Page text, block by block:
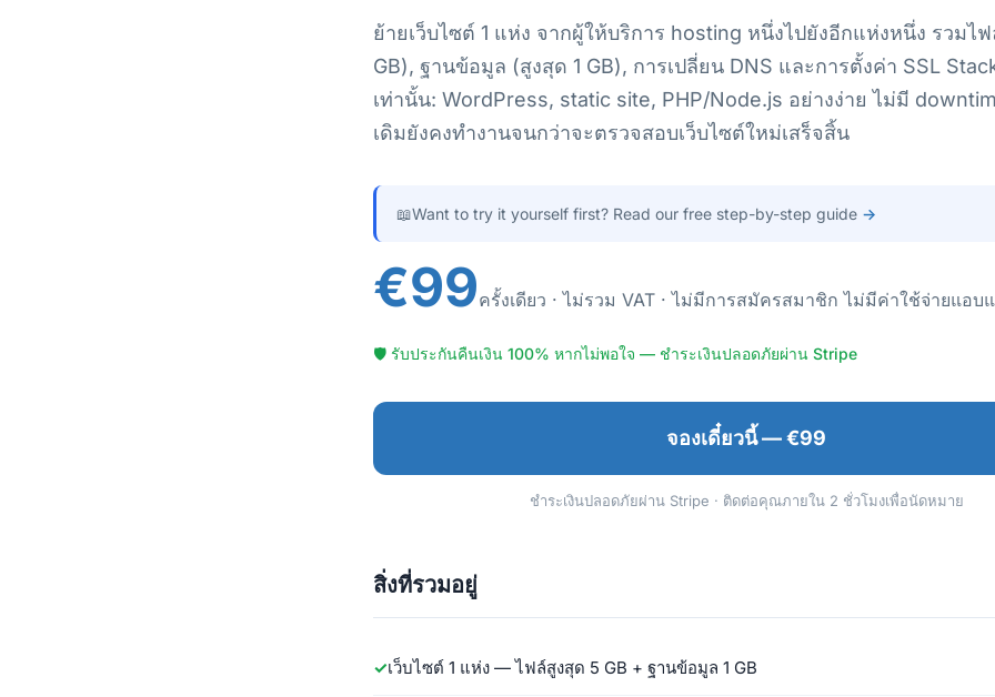
ย้ายเว็บไซต์ 1 แห่ง จากผู้ให้บริการ hosting หนึ่งไปยังอีกแห่งหนึ่ง รวมไ
GB), ฐานข้อมูล (สูงสุด 1 GB), การเปลี่ยน DNS และการตั้งค่า SSL
เท่านั้น: WordPress, static site, PHP/Node.js อย่างง่าย ไม่มี
เดิมยังคงทำงานจนกว่าจะตรวจสอบเว็บไซต์ใหม่เสร็จสิ้น
📖Want to try it yourself first? Read our free step-by-step guide →
€99ครั้งเดียว · ไม่รวม VAT · ไม่มีการสมัครสมาชิก ไม่มีค่าใช้จ่ายแอบ
🛡 รับประกันคืนเงิน 100% หากไม่พอใจ — ชำระเงินปลอดภัยผ่าน Stripe
จองเดี๋ยวนี้ — €99
ชำระเงินปลอดภัยผ่าน Stripe · ติดต่อคุณภายใน 2 ชั่วโมงเพื่อนัดหมาย
สิ่งที่รวมอยู่
เว็บไซต์ 1 แห่ง — ไฟล์สูงสุด 5 GB + ฐานข้อมูล 1 GB